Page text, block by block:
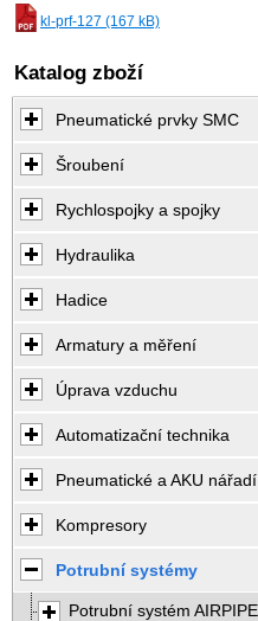
kl-prf-127 (167 kB)
Katalog zboží
Pneumatické prvky SMC
Šroubení
Rychlospojky a spojky
Hydraulika
Hadice
Armatury a měření
Úprava vzduchu
Automatizační technika
Pneumatické a AKU nářadí
Kompresory
Potrubní systémy
Potrubní systém AIRPIPE